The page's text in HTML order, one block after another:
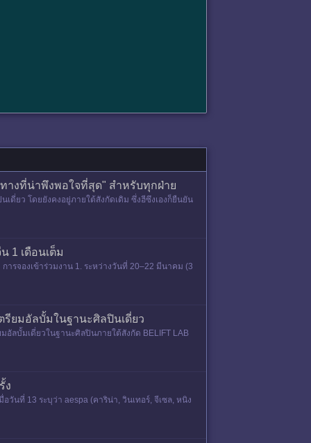
างที่น่าพึงพอใจที่สุด" สำหรับทุกฝ่าย
เดี่ยว โดยยังคงอยู่ภายใต้สังกัดเดิม ซึ่งฮีซึงเองก็ยืนยัน
1 เดือนเต็ม
ารจองเข้าร่วมงาน 1. ระหว่างวันที่ 20–22 มีนาคม (3
ยมอัลบั้มในฐานะศิลปินเดี่ยว
อัลบั้มเดี่ยวในฐานะศิลปินภายใต้สังกัด BELIFT LAB
ง
วันที่ 13 ระบุว่า aespa (คาริน่า, วินเทอร์, จีเซล, หนิง